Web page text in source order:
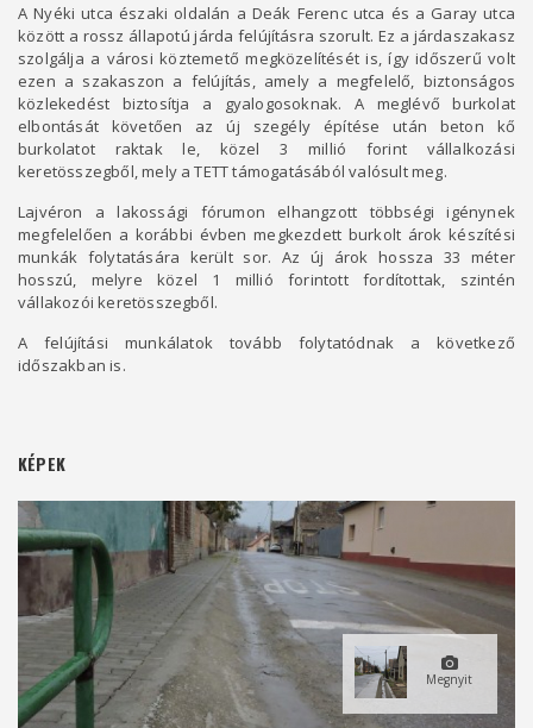
A Nyéki utca északi oldalán a Deák Ferenc utca és a Garay utca
között a rossz állapotú járda felújításra szorult. Ez a járdaszakasz
szolgálja a városi köztemető megközelítését is, így időszerű volt
ezen a szakaszon a felújítás, amely a megfelelő, biztonságos
közlekedést biztosítja a gyalogosoknak. A meglévő burkolat
elbontását követően az új szegély építése után beton kő
burkolatot raktak le, közel 3 millió forint vállalkozási
keretösszegből, mely a TETT támogatásából valósult meg.
Lajvéron a lakossági fórumon elhangzott többségi igénynek
megfelelően a korábbi évben megkezdett burkolt árok készítési
munkák folytatására került sor. Az új árok hossza 33 méter
hosszú, melyre közel 1 millió forintott fordítottak, szintén
vállakozói keretösszegből.
A felújítási munkálatok tovább folytatódnak a következő
időszakban is.
KÉPEK
Megnyit